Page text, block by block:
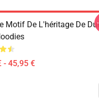
Motif De L'héritage De
- 45,95 €